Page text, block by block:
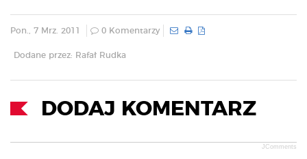
Pon., 7 Mrz. 2011 0 Komentarzy
Dodane przez: Rafał Rudka
DODAJ KOMENTARZ
JComments